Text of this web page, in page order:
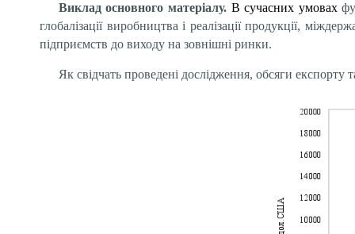
Виклад основного матеріалу. В сучасних умовах
глобалізації виробництва і реалізації продукції,
підприємств до виходу на зовнішні ринки.
Як свідчать проведені дослідження, обсяги